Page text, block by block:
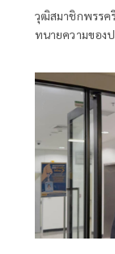
วุฒิสมาชิกพรรค
ทนายความของ
เถียง คณะกรรม
เกี่ยวกับแบลนช์ใ
วุฒิสภาทั้งหมด